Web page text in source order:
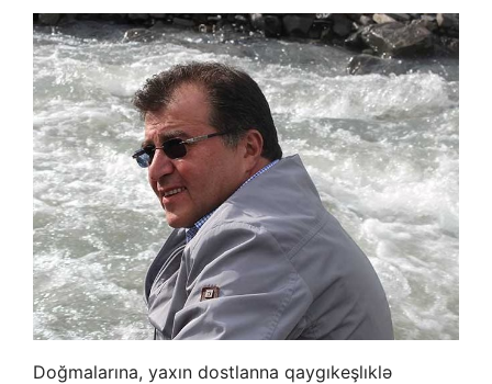
Doğmalarına, yaxın dostlanna qaygıkeşlıklə